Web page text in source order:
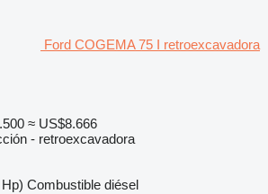
Ford COGEMA 75 I retroexcavadora
≈ US$8.666
- retroexcavadora
Combustible diésel